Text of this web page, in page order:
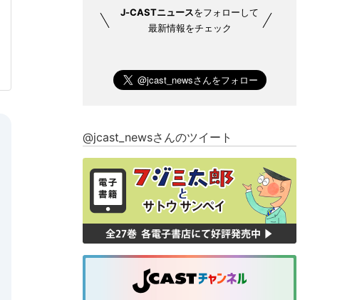
J-CASTニュースをフォローして
最新情報をチェック
@jcast_newsさんのツイート